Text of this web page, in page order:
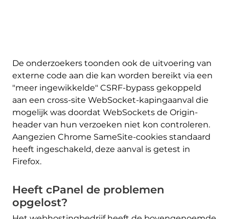
De onderzoekers toonden ook de uitvoering van
externe code aan die kan worden bereikt via een
"meer ingewikkelde" CSRF-bypass gekoppeld
aan een cross-site WebSocket-kapingaanval die
mogelijk was doordat WebSockets de Origin-
header van hun verzoeken niet kon controleren.
Aangezien Chrome SameSite-cookies standaard
heeft ingeschakeld, deze aanval is getest in
Firefox.
Heeft cPanel de problemen
opgelost?